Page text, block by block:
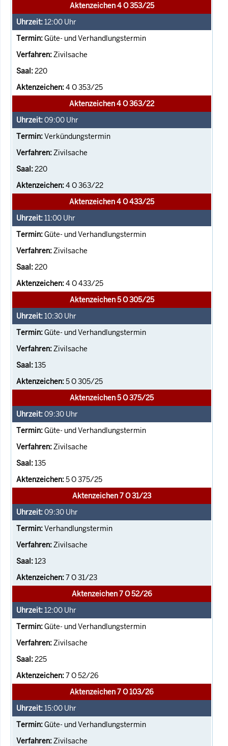
Aktenzeichen 4 O 353/25
12:00 Uhr
Güte- und Verhandlungstermin
Zivilsache
220
4 O 353/25
Aktenzeichen 4 O 363/22
09:00 Uhr
Verkündungstermin
Zivilsache
220
4 O 363/22
Aktenzeichen 4 O 433/25
11:00 Uhr
Güte- und Verhandlungstermin
Zivilsache
220
4 O 433/25
Aktenzeichen 5 O 305/25
10:30 Uhr
Güte- und Verhandlungstermin
Zivilsache
135
5 O 305/25
Aktenzeichen 5 O 375/25
09:30 Uhr
Güte- und Verhandlungstermin
Zivilsache
135
5 O 375/25
Aktenzeichen 7 O 31/23
09:30 Uhr
Verhandlungstermin
Zivilsache
123
7 O 31/23
Aktenzeichen 7 O 52/26
12:00 Uhr
Güte- und Verhandlungstermin
Zivilsache
225
7 O 52/26
Aktenzeichen 7 O 103/26
15:00 Uhr
Güte- und Verhandlungstermin
Zivilsache